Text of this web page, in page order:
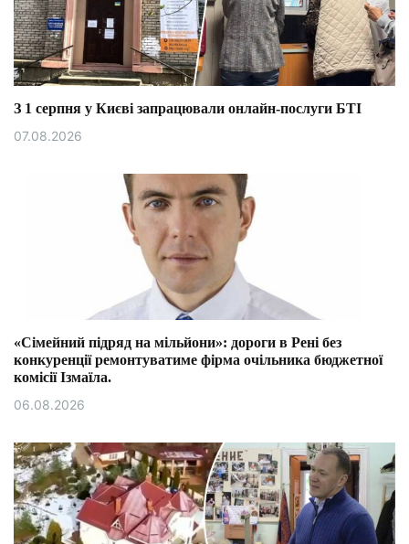
З 1 серпня у Києві запрацювали онлайн-послуги БТІ
07.08.2026
«Сімейний підряд на мільйони»: дороги в Рені без
конкуренції ремонтуватиме фірма очільника бюджетної
комісії Ізмаїла.
06.08.2026